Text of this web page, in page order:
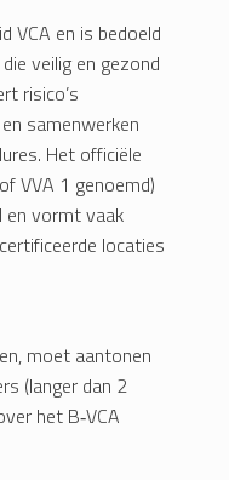
VCA en is bedoeld
veilig en gezond
risico’s
samenwerken
Het officiële
VVA 1 genoemd)
en vormt vaak
locaties
moet aantonen
(langer dan 2
het B‑VCA